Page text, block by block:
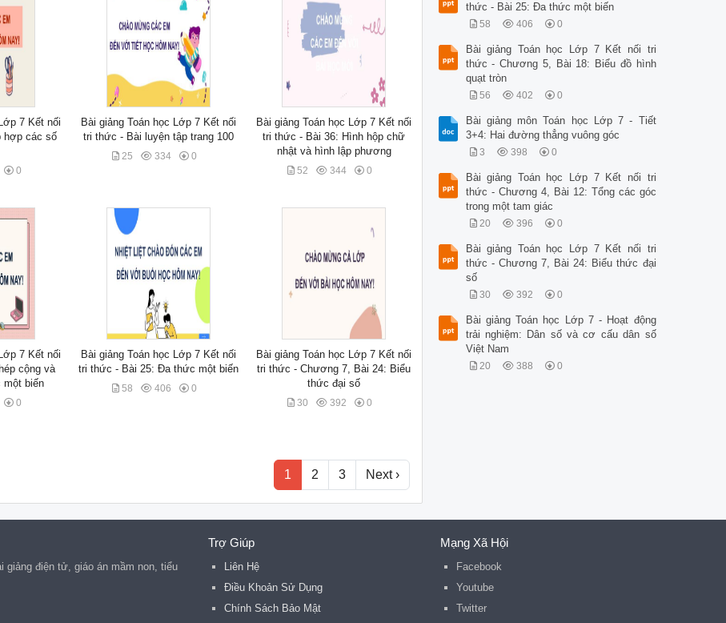
7 Kết nối
hợp các số
0
Bài giảng Toán học Lớp 7 Kết nối
tri thức - Bài luyện tập trang 100
25 334 0
Bài giảng Toán học Lớp 7 Kết nối
tri thức - Bài 36: Hình hộp chữ
nhật và hình lập phương
52 344 0
7 Kết nối
cộng và
một biến
0
Bài giảng Toán học Lớp 7 Kết nối
tri thức - Bài 25: Đa thức một biến
58 406 0
Bài giảng Toán học Lớp 7 Kết nối
tri thức - Chương 7, Bài 24: Biểu
thức đại số
30 392 0
1 2 3 Next ›
thức - Bài 25: Đa thức một biến
58 406 0
Bài giảng Toán học Lớp 7 Kết nối tri
thức - Chương 5, Bài 18: Biểu đồ hình
quạt tròn
56 402 0
Bài giảng môn Toán học Lớp 7 - Tiết
3+4: Hai đường thẳng vuông góc
3 398 0
Bài giảng Toán học Lớp 7 Kết nối tri
thức - Chương 4, Bài 12: Tổng các góc
trong một tam giác
20 396 0
Bài giảng Toán học Lớp 7 Kết nối tri
thức - Chương 7, Bài 24: Biểu thức đại
số
30 392 0
Bài giảng Toán học Lớp 7 - Hoạt động
trải nghiệm: Dân số và cơ cấu dân số
Việt Nam
20 388 0
giảng điện tử, giáo án mầm non, tiểu
Trợ Giúp
Liên Hệ
Điều Khoản Sử Dụng
Chính Sách Bảo Mật
Mạng Xã Hội
Facebook
Youtube
Twitter